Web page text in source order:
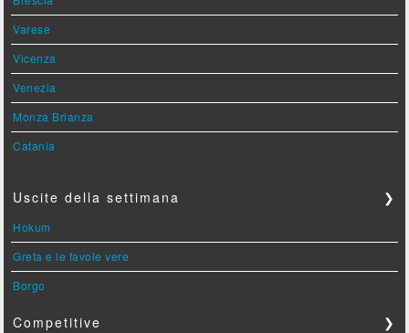
Varese
Vicenza
Venezia
Monza Brianza
Catania
Uscite della settimana ❯
Hokum
Greta e le favole vere
Borgo
Competitive ❯